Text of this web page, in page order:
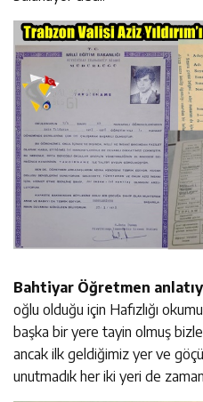
Bahtiyar Öğretmen
oğlu olduğu için Hafızlığı
başka bir yere tayin olmuş
ancak ilk geldiğimiz yer ve
unutmadık her iki yeri de